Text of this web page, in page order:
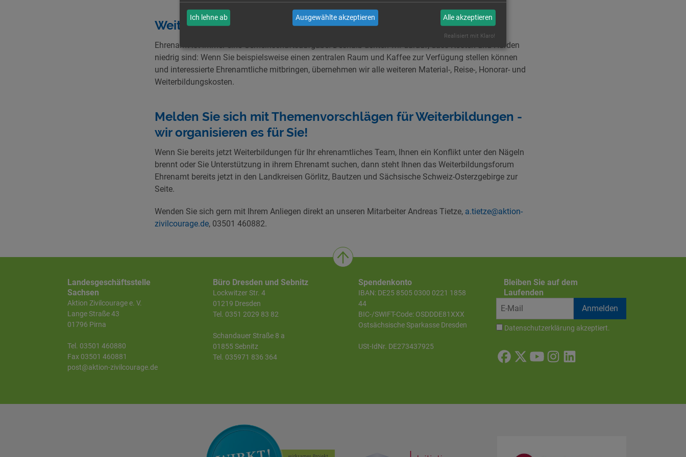
Weiterbildungskosten werden übernommen
Ehrenamt ist immer eine Gemeinschaftsaufgabe. Deshalb achten wir darauf, dass Kosten und Hürden
niedrig sind: Wenn Sie beispielsweise einen zentralen Raum und Kaffee zur Verfügung stellen können
und interessierte Ehrenamtliche mitbringen, übernehmen wir alle weiteren Material-, Reise-, Honorar- und
Weiterbildungskosten.
Melden Sie sich mit Themenvorschlägen für Weiterbildungen -
wir organisieren es für Sie!
Wenn Sie bereits jetzt Weiterbildungen für Ihr ehrenamtliches Team, Ihnen ein Konflikt unter den Nägeln
brennt oder Sie Unterstützung in ihrem Ehrenamt suchen, dann steht Ihnen das Weiterbildungsforum
Ehrenamt bereits jetzt in den Landkreisen Görlitz, Bautzen und Sächsische Schweiz-Osterzgebirge zur
Seite.
Wenden Sie sich gern mit Ihrem Anliegen direkt an unseren Mitarbeiter Andreas Tietze, a.tietze@aktion-
zivilcourage.de, 03501 460882.
Landesgeschäftsstelle
Sachsen
Aktion Zivilcourage e. V.
Lange Straße 43
01796 Pirna
Tel. 03501 460880
Fax 03501 460881
post@aktion-zivilcourage.de
Büro Dresden und Sebnitz
Lockwitzer Str. 4
01219 Dresden
Tel. 0351 2029 83 82
Schandauer Straße 8 a
01855 Sebnitz
Tel. 035971 836 364
Spendenkonto
IBAN: DE25 8505 0300 0221 1858
44
BIC-/SWIFT-Code: OSDDDE81XXX
Ostsächsische Sparkasse Dresden
USt-IdNr. DE273437925
Bleiben Sie auf dem
Laufenden
Datenschutzerklärung akzeptiert.
Ich lehne ab Ausgewählte akzeptieren Alle akzeptieren
Realisiert mit Klaro!